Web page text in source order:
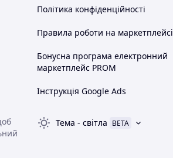
Політика конфіденційності
Правила роботи на маркетплейсі
Бонусна програма електронний
маркетплейс PROM
Інструкція Google Ads
Тема - світла BETA